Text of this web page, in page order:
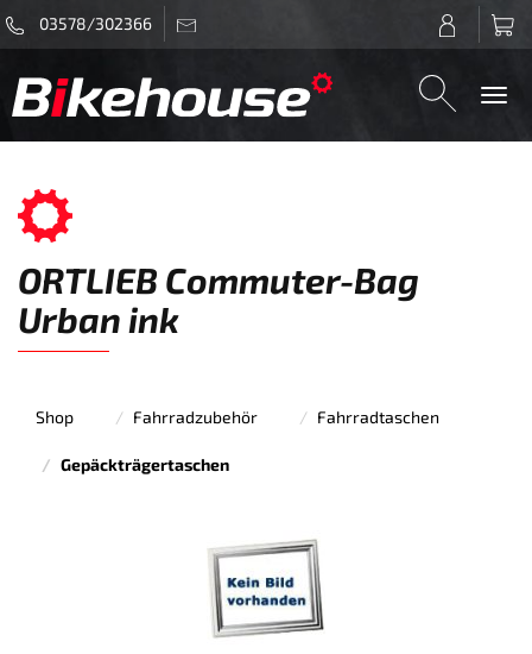
03578/302366
ORTLIEB Commuter-Bag
Urban ink
Shop Fahrradzubehör Fahrradtaschen
Gepäckträgertaschen